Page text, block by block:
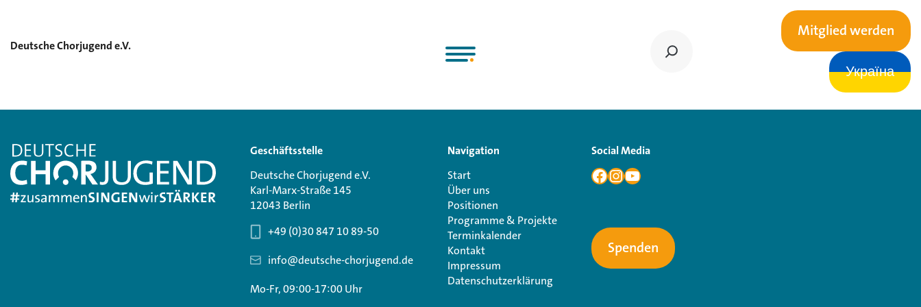
Deutsche Chorjugend e.V.
Mitglied werden
Україна
Geschäftsstelle
Deutsche Chorjugend e.V.
Karl-Marx-Straße 145
12043 Berlin
+49 (0)30 847 10 89-50
info@deutsche-chorjugend.de
Mo-Fr, 09:00-17:00 Uhr
Navigation
Start
Über uns
Positionen
Programme & Projekte
Terminkalender
Kontakt
Impressum
Datenschutzerklärung
Social Media
Spenden